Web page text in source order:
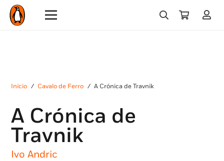
Início / Cavalo de Ferro / A Crónica de Travnik
A Crónica de
Travnik
Ivo Andric